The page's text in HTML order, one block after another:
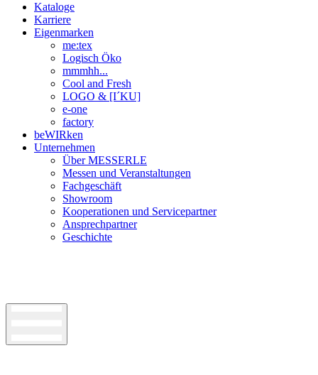
Kataloge
Karriere
Eigenmarken
me:tex
Logisch Öko
mmmhh...
Cool and Fresh
LOGO & [I´KU]
e-one
factory
beWIRken
Unternehmen
Über MESSERLE
Messen und Veranstaltungen
Fachgeschäft
Showroom
Kooperationen und Servicepartner
Ansprechpartner
Geschichte